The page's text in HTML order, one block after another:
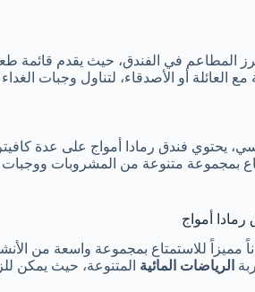
المطاعم في الفندق، حيث يقدم قائمة
العائلة أو الأصدقاء، لتناول وجبات
يحتوي فندق رمادا أمواج على عدة
بمجموعة متنوعة من المشروبات
رمادا أمواج
مميزاً للاستمتاع بمجموعة واسعة من
الرياضات المائية المتنوعة، حيث يمكن